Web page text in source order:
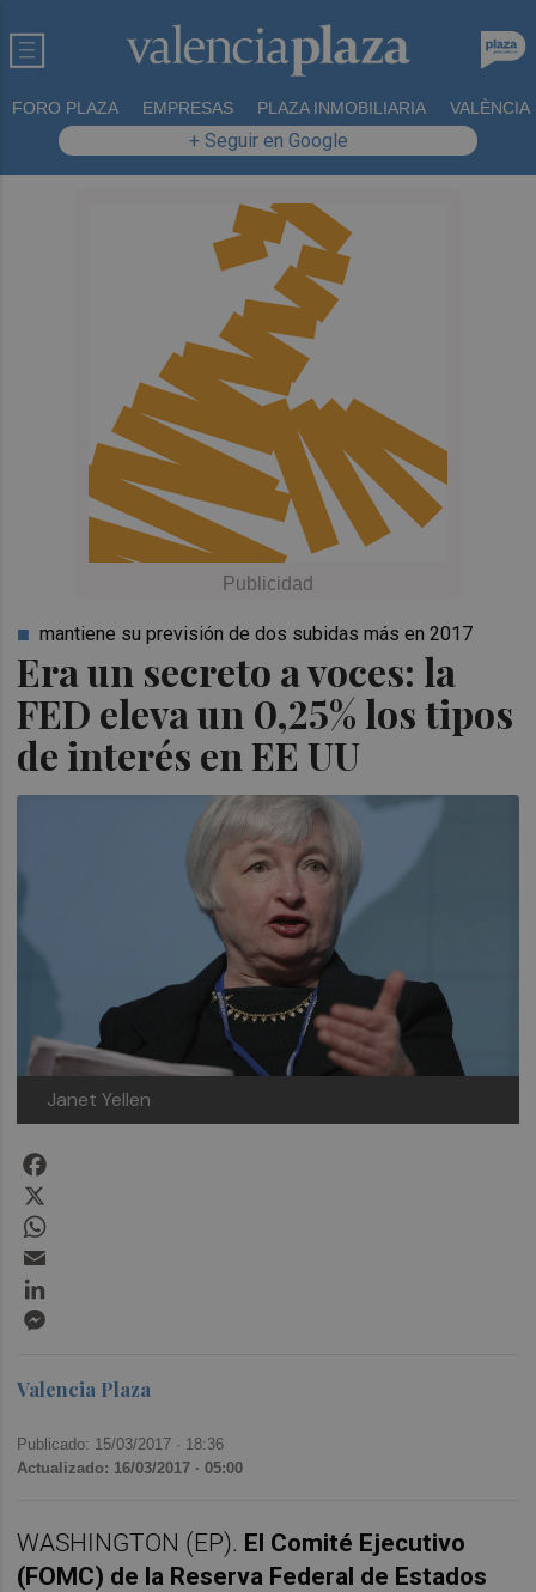
FORO PLAZA EMPRESAS PLAZA INMOBILIARIA VALÈNCIA
+ Seguir en Google
Era un secreto a voces: la
FED eleva un 0,25% los tipos
de interés en EE UU
mantiene su previsión de dos subidas más en 2017
Janet Yellen
Valencia Plaza
Publicado: 15/03/2017 · 18:36
Actualizado: 16/03/2017 · 05:00
WASHINGTON (EP). El Comité Ejecutivo
(FOMC) de la Reserva Federal de Estados